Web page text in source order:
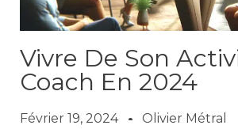
Vivre De Son
Coach En 2024
Février 19, 2024 Olivier Métral